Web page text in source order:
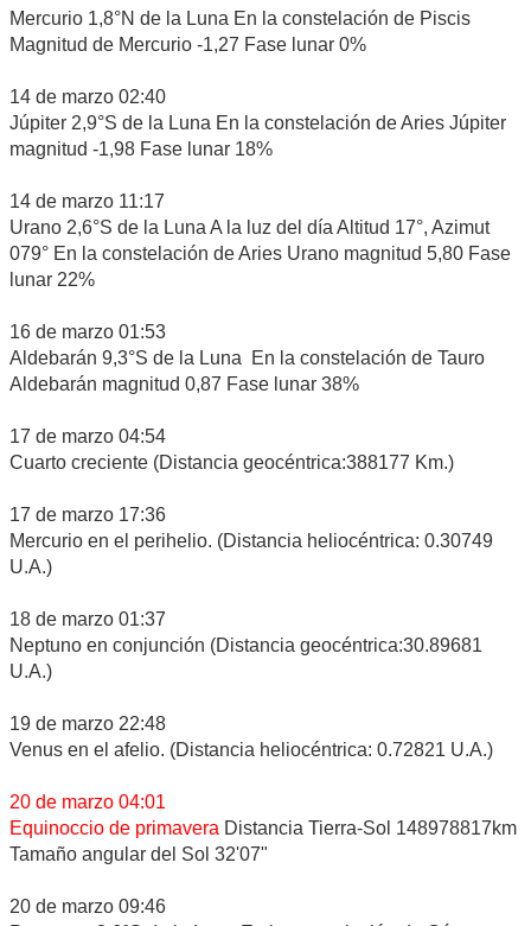
Mercurio 1,8°N de la Luna En la constelación de Piscis
Magnitud de Mercurio -1,27 Fase lunar 0%
14 de marzo 02:40
Júpiter 2,9°S de la Luna En la constelación de Aries Júpiter
magnitud -1,98 Fase lunar 18%
14 de marzo 11:17
Urano 2,6°S de la Luna A la luz del día Altitud 17°, Azimut
079° En la constelación de Aries Urano magnitud 5,80 Fase
lunar 22%
16 de marzo 01:53
Aldebarán 9,3°S de la Luna En la constelación de Tauro
Aldebarán magnitud 0,87 Fase lunar 38%
17 de marzo 04:54
Cuarto creciente (Distancia geocéntrica:388177 Km.)
17 de marzo 17:36
Mercurio en el perihelio. (Distancia heliocéntrica: 0.30749
U.A.)
18 de marzo 01:37
Neptuno en conjunción (Distancia geocéntrica:30.89681
U.A.)
19 de marzo 22:48
Venus en el afelio. (Distancia heliocéntrica: 0.72821 U.A.)
20 de marzo 04:01
Equinoccio de primavera Distancia Tierra-Sol 148978817km
Tamaño angular del Sol 32'07"
20 de marzo 09:46